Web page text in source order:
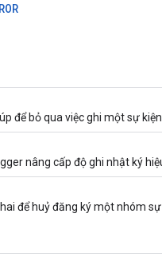
để bỏ qua việc ghi một sự
nâng cấp độ ghi nhật ký
để huỷ đăng ký một nhóm